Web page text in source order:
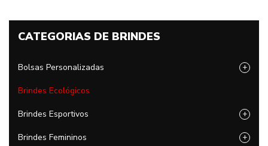
CATEGORIAS DE BRINDES
Bolsas Personalizadas +
Brindes Ecológicos
Brindes Esportivos +
Brindes Femininos +